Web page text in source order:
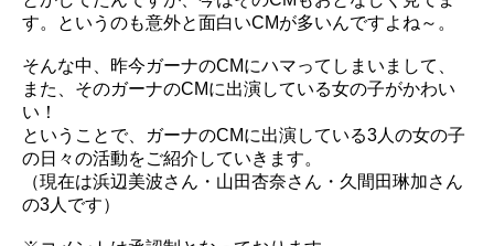
す。というのも意外と面白いCMが多いんですよね～。
そんな中、昨今ガーナのCMにハマってしまいまして、
また、そのガーナのCMに出演している女の子がかわい
い！
ということで、ガーナのCMに出演している3人の女の子
の日々の活動をご紹介していきます。
（現在は浜辺美波さん・山田杏奈さん・久間田琳加さん
の3人です）